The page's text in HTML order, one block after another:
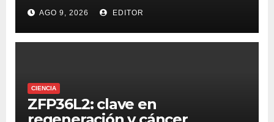
AGO 9, 2026 EDITOR
CIENCIA
ZFP36L2: clave en